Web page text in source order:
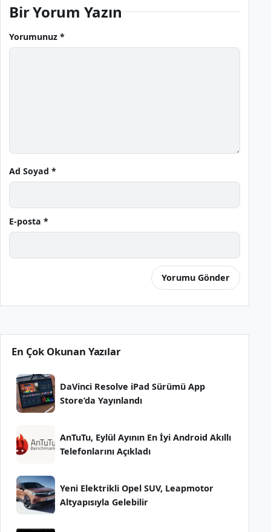
Bir Yorum Yazın
Yorumunuz *
Ad Soyad *
E-posta *
En Çok Okunan Yazılar
DaVinci Resolve iPad Sürümü App
Store’da Yayınlandı
AnTuTu, Eylül Ayının En İyi Android Akıllı
Telefonlarını Açıkladı
Yeni Elektrikli Opel SUV, Leapmotor
Altyapısıyla Gelebilir